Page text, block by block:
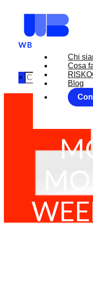
Chi
Cosa
Blog
×